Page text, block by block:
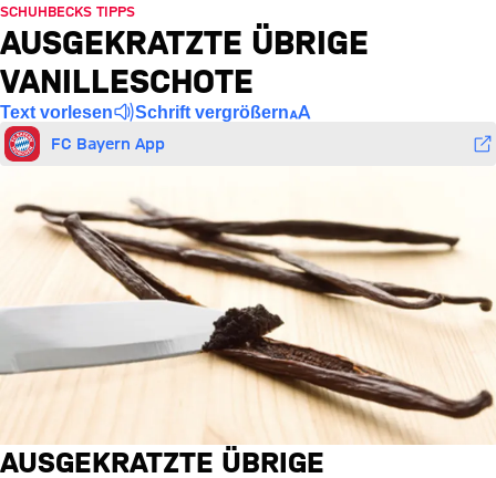
SCHUHBECKS TIPPS
AUSGEKRATZTE ÜBRIGE
VANILLESCHOTE
Text vorlesen Schrift vergrößern
FC Bayern App
AUSGEKRATZTE ÜBRIGE